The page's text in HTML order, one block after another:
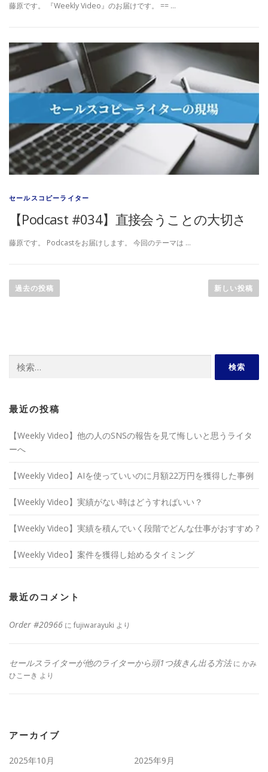
藤原です。 『Weekly Video』のお届けです。 == …
セールスコピーライター
【Podcast #034】直接会うことの大切さ
藤原です。 Podcastをお届けします。 今回のテーマは …
稿
シ
過去の投稿 新しい投稿
索:
最近の投稿
【Weekly Video】他の人のSNSの報告を見て悔しいと思うライタ
ーへ
【Weekly Video】AIを使っていいのに月額22万円を獲得した事例
【Weekly Video】実績がない時はどうすればいい？
【Weekly Video】実績を積んでいく段階でどんな仕事がおすすめ ?
【Weekly Video】案件を獲得し始めるタイミング
最近のコメント
Order #20966 に fujiwarayuki より
セールスライターが他のライターから頭1つ抜きん出る方法に かみ
ひこーき より
アーカイブ
2025年10月
2025年9月